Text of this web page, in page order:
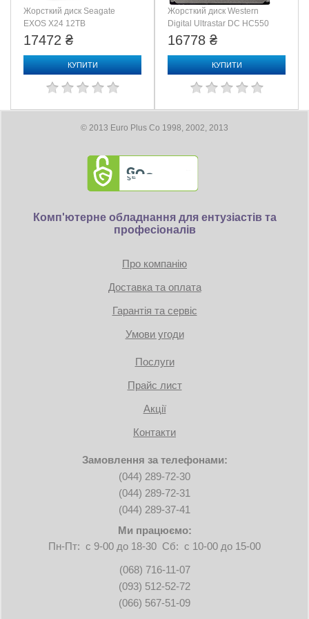
Жорсткий диск Seagate
EXOS X24 12TB
(ST12000NM002H)
17472 ₴
КУПИТИ
Жорсткий диск Western
Digital Ultrastar DC HC550
14 TB
16778 ₴
КУПИТИ
© 2013 Euro Plus Co 1998, 2002, 2013
Комп'ютерне обладнання для ентузіастів та
професіоналів
Про компанію
Доставка та оплата
Гарантія та сервіс
Умови угоди
Послуги
Прайс лист
Акції
Контакти
Замовлення за телефонами:
(044) 289-72-30
(044) 289-72-31
(044) 289-37-41
Ми працюємо:
Пн-Пт: с 9-00 до 18-30 Сб: с 10-00 до 15-00
(068) 716-11-07
(093) 512-52-72
(066) 567-51-09